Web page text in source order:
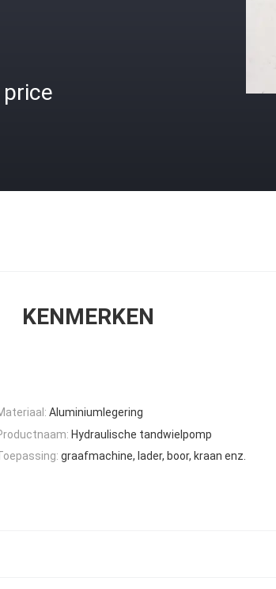
KENMERKEN
Aluminiumlegering
Hydraulische tandwielpomp
graafmachine, lader, boor, kraan enz.